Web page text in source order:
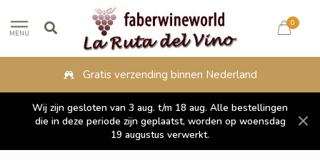
MENU
0
Gratis verzending binnen Nederland
Wij zijn gesloten van 3 aug. t/m 18 aug. Alle bestellingen
die in deze periode zijn geplaatst, worden op woensdag
19 augustus verwerkt.